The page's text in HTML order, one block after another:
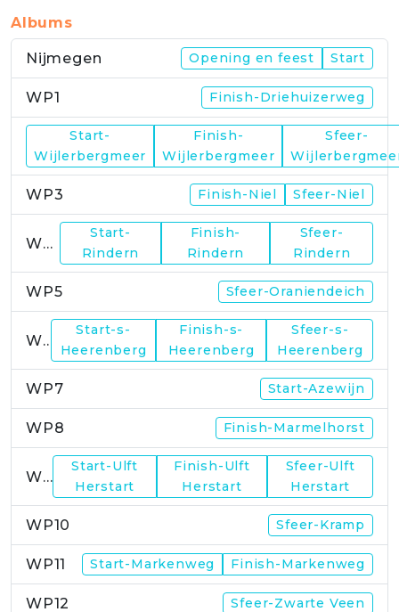
Albums
Nijmegen Opening en feest Start
WP1 Finish-Driehuizerweg
Start-
Wijlerbergmeer
Finish-
Wijlerbergmeer
Sfeer-
WP3 Finish-Niel Sfeer-Niel
WP4
Start-
Rindern
Finish-
Rindern
Sfeer-
Rindern
WP5 Sfeer-Oraniendeich
WP6
Start-s-
Heerenberg
Finish-s-
Heerenberg
Sfeer-s-
Heerenberg
WP7 Start-Azewijn
WP8 Finish-Marmelhorst
WP9
Start-Ulft
Herstart
Finish-Ulft
Herstart
Sfeer-Ulft
Herstart
WP10 Sfeer-Kramp
WP11 Start-Markenweg Finish-Markenweg
WP12 Sfeer-Zwarte Veen